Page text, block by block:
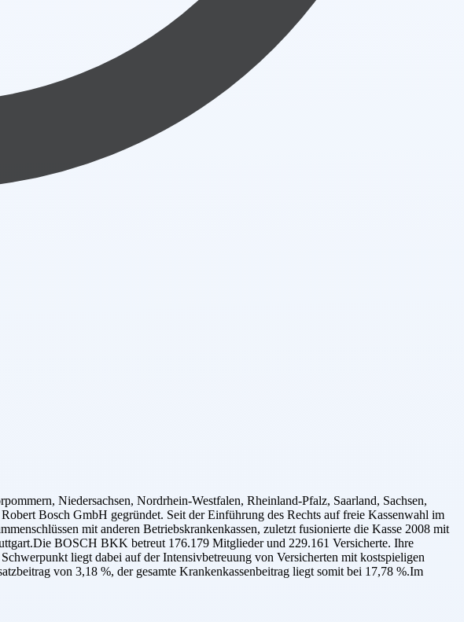
Niedersachsen, Nordrhein-Westfalen, Rheinland-Pfalz, Saarland, Sachsen,
Bosch GmbH gegründet. Seit der Einführung des Rechts auf freie Kassenwahl im
mit anderen Betriebskrankenkassen, zuletzt fusionierte die Kasse 2008 mit
BOSCH BKK betreut 176.179 Mitglieder und 229.161 Versicherte. Ihre
liegt dabei auf der Intensivbetreuung von Versicherten mit kostspieligen
von 3,18 %, der gesamte Krankenkassenbeitrag liegt somit bei 17,78 %.Im